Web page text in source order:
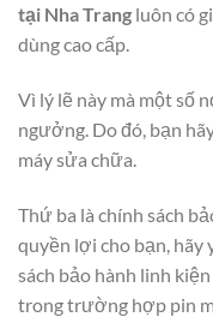
tại Nha Trang luôn có
dùng cao cấp.
Vì lý lẽ này mà một số
ngưởng. Do đó, bạn
máy sửa chữa.
Thứ ba là chính sách
quyền lợi cho bạn, hãy
sách bảo hành linh
trong trường hợp pin